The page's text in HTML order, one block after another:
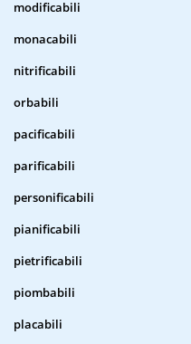
modificabili
monacabili
nitrificabili
orbabili
pacificabili
parificabili
personificabili
pianificabili
pietrificabili
piombabili
placabili